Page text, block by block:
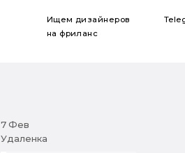
Ищем дизайнеров
на фриланс
7 Фев
Удаленка